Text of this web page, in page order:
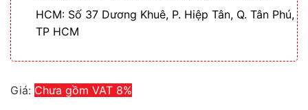
HCM: Số 37 Dương Khuê, P. Hiệp Tân, Q. Tân Phú,
TP HCM
Giá: Chưa gồm VAT 8%